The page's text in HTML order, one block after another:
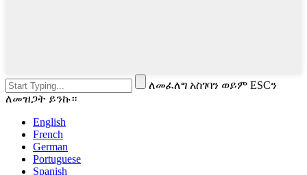
ለመፈለግ አስገባን ወይም ESCን
ለመዝጋት ይንኩ።
English
French
German
Portuguese
Spanish